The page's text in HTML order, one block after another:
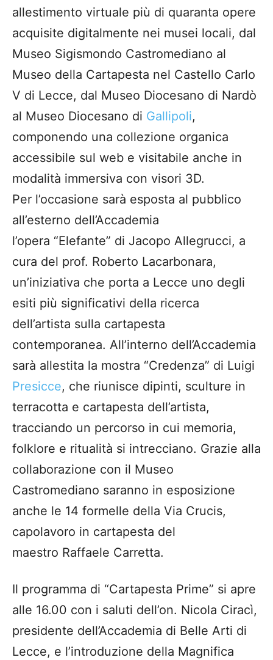
allestimento virtuale più di quaranta opere
acquisite digitalmente nei musei locali, dal
Museo Sigismondo Castromediano al
Museo della Cartapesta nel Castello Carlo
V di Lecce, dal Museo Diocesano di Nardò
al Museo Diocesano di Gallipoli,
componendo una collezione organica
accessibile sul web e visitabile anche in
modalità immersiva con visori 3D.
Per l’occasione sarà esposta al pubblico
all’esterno dell’Accademia
l’opera “Elefante” di Jacopo Allegrucci, a
cura del prof. Roberto Lacarbonara,
un’iniziativa che porta a Lecce uno degli
esiti più significativi della ricerca
dell’artista sulla cartapesta
contemporanea. All’interno dell’Accademia
sarà allestita la mostra “Credenza” di Luigi
Presicce, che riunisce dipinti, sculture in
terracotta e cartapesta dell’artista,
tracciando un percorso in cui memoria,
folklore e ritualità si intrecciano. Grazie alla
collaborazione con il Museo
Castromediano saranno in esposizione
anche le 14 formelle della Via Crucis,
capolavoro in cartapesta del
maestro Raffaele Carretta.
Il programma di “Cartapesta Prime” si apre
alle 16.00 con i saluti dell’on. Nicola Ciracì,
presidente dell’Accademia di Belle Arti di
Lecce, e l’introduzione della Magnifica